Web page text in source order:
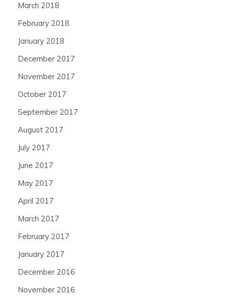
March 2018
February 2018
January 2018
December 2017
November 2017
October 2017
September 2017
August 2017
July 2017
June 2017
May 2017
April 2017
March 2017
February 2017
January 2017
December 2016
November 2016